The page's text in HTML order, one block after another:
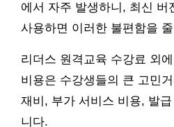
에서 자주 발생하니, 최신 버
사용하면 이러한 불편함을
리더스 원격교육 수강료 외
비용은 수강생들의 큰 고민
재비, 부가 서비스 비용, 발
니다.